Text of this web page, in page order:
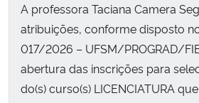
Banco Central do Brasil
Planalto
A professora Taciana Camera
atribuições, conforme disposto
017/2026 – UFSM/PROGRAD/
abertura das inscrições para
do(s) curso(s) LICENCIATURA